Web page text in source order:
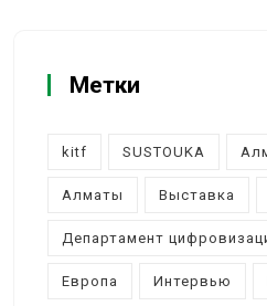
Метки
kitf SUSTOUKA
Алматы Выставка
Департамент
Европа Интервью